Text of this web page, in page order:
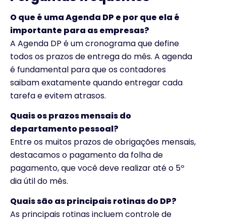
O que é uma Agenda DP e por que ela é
importante para as empresas?
A Agenda DP é um cronograma que define
todos os prazos de entrega do mês. A agenda
é fundamental para que os contadores
saibam exatamente quando entregar cada
tarefa e evitem atrasos.
Quais os prazos mensais do
departamento pessoal?
Entre os muitos prazos de obrigações mensais,
destacamos o pagamento da folha de
pagamento, que você deve realizar até o 5º
dia útil do mês.
Quais são as principais rotinas do DP?
As principais rotinas incluem controle de